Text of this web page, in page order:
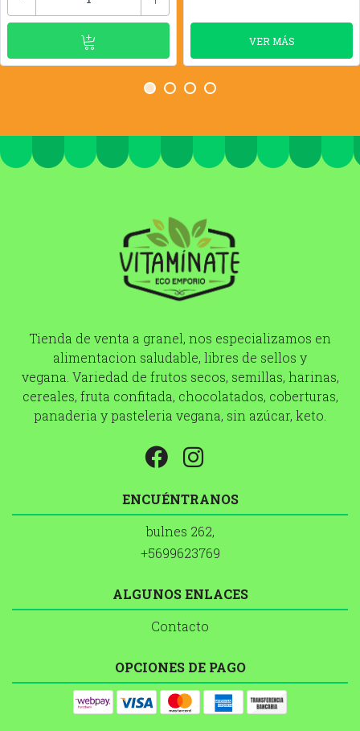
VER MÁS
Tienda de venta a granel, nos especializamos en
alimentacion saludable, libres de sellos y
vegana. Variedad de frutos secos, semillas, harinas,
cereales, fruta confitada, chocolatados, coberturas,
panaderia y pasteleria vegana, sin azúcar, keto.
ENCUÉNTRANOS
bulnes 262,
+5699623769
ALGUNOS ENLACES
Contacto
OPCIONES DE PAGO